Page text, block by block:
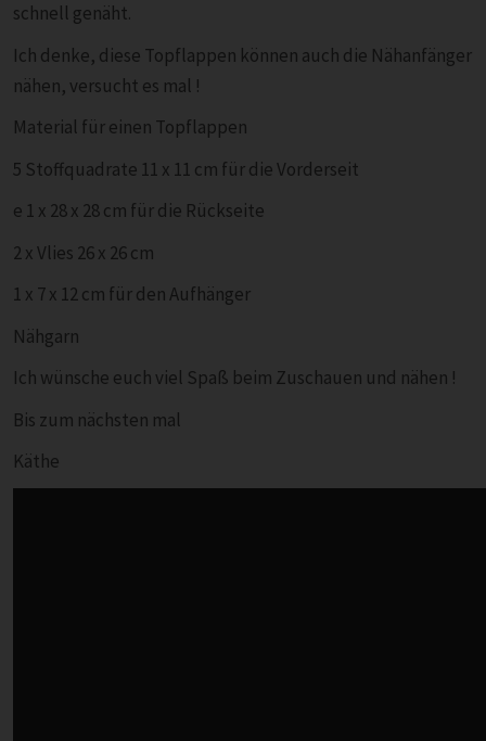
schnell genäht.
Ich denke, diese Topflappen können auch die Nähanfänger
nähen, versucht es mal !
Material für einen Topflappen
5 Stoffquadrate 11 x 11 cm für die Vorderseit
e 1 x 28 x 28 cm für die Rückseite
2 x Vlies 26 x 26 cm
1 x 7 x 12 cm für den Aufhänger
Nähgarn
Ich wünsche euch viel Spaß beim Zuschauen und nähen !
Bis zum nächsten mal
Käthe